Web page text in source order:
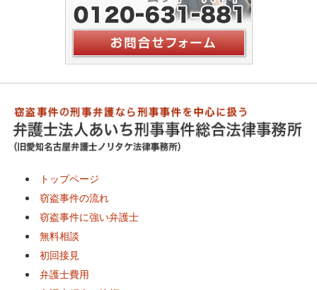
トップページ
窃盗事件の流れ
窃盗事件に強い弁護士
無料相談
初回接見
弁護士費用